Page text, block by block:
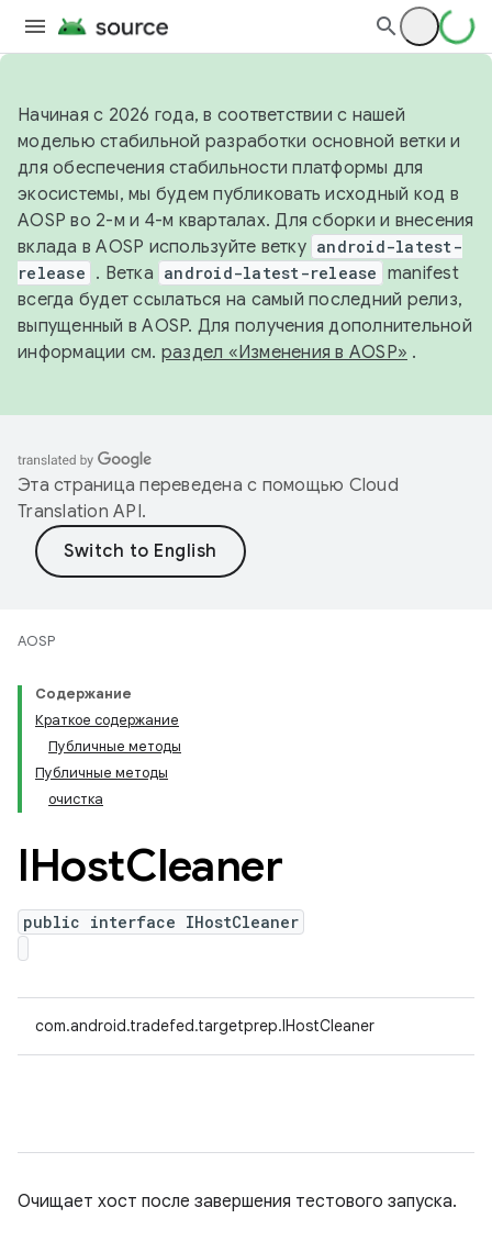
Начиная с 2026 года, в соответствии с нашей
моделью стабильной разработки основной ветки и
для обеспечения стабильности платформы для
экосистемы, мы будем публиковать исходный код в
AOSP во 2-м и 4-м кварталах. Для сборки и внесения
вклада в AOSP используйте ветку android-latest-
release . Ветка android-latest-release manifest
всегда будет ссылаться на самый последний релиз,
выпущенный в AOSP. Для получения дополнительной
информации см. раздел «Изменения в AOSP» .
Эта страница переведена с помощью Cloud
Translation API.
AOSP
Содержание
Краткое содержание
Публичные методы
Публичные методы
очистка
IHostCleaner
public interface IHostCleaner
com.android.tradefed.targetprep.IHostCleaner
Очищает хост после завершения тестового запуска.